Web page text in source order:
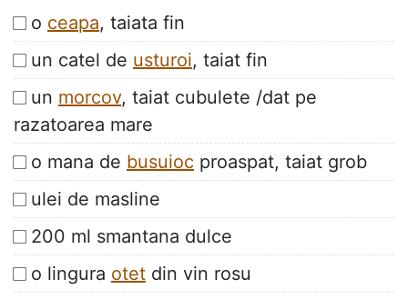
o ceapa, taiata fin
un catel de usturoi, taiat fin
un morcov, taiat cubulete /dat pe
razatoarea mare
o mana de busuioc proaspat, taiat grob
ulei de masline
200 ml smantana dulce
o lingura otet din vin rosu